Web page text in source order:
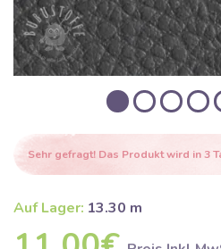
Sehr gefragt! Das Produkt wird in 3
Auf Lager: 13.30 m